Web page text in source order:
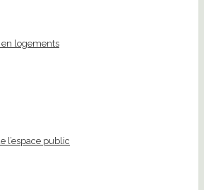
logements
l’espace public